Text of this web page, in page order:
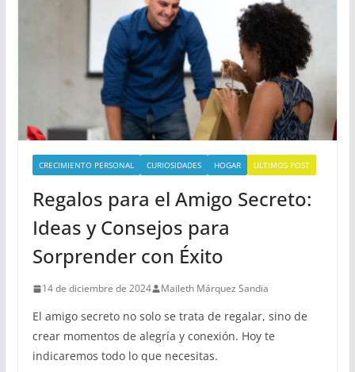
CRECIMIENTO PERSONAL CURIOSIDADES HOGAR ULTIMOS POST
Regalos para el Amigo Secreto:
Ideas y Consejos para
Sorprender con Éxito
14 de diciembre de 2024 Maileth Márquez Sandia
El amigo secreto no solo se trata de regalar, sino de
crear momentos de alegría y conexión. Hoy te
indicaremos todo lo que necesitas.